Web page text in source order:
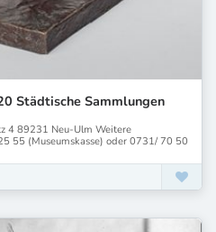
Städtische Sammlungen
4 89231 Neu-Ulm Weitere
55 (Museumskasse) oder 0731/ 70 50